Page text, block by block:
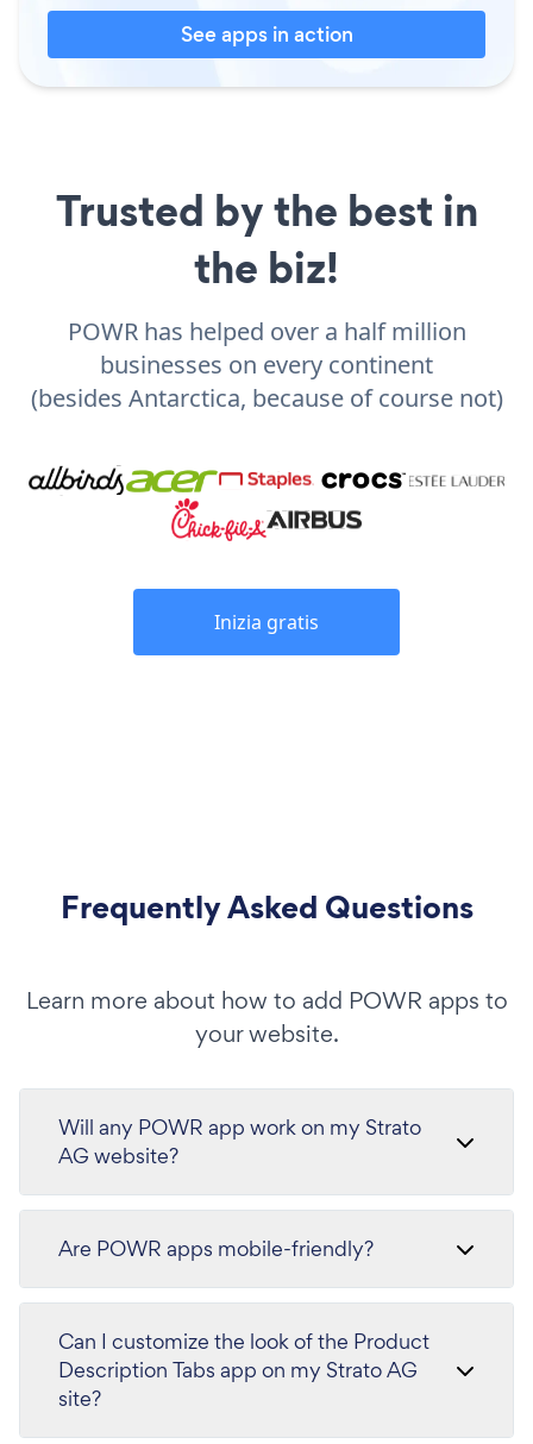
See apps in action
Trusted by the best in
the biz!
POWR has helped over a half million
businesses on every continent
(besides Antarctica, because of course not)
Inizia gratis
Frequently Asked Questions
Learn more about how to add POWR apps to
your website.
Will any POWR app work on my Strato
AG website?
Are POWR apps mobile-friendly?
Can I customize the look of the Product
Description Tabs app on my Strato AG
site?